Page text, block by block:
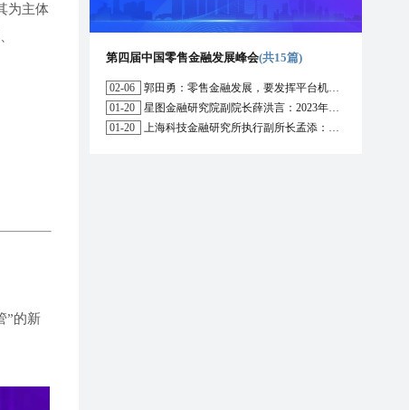
为主体
”的新
第四届中国零售金融发展峰会(共15篇)
02-06
郭田勇：零售金融发展，要发挥平台机构的作用
01-20
星图金融研究院副院长薛洪言：2023年消费信贷或迎来新起点
01-20
上海科技金融研究所执行副所长孟添：开放银行与嵌入式金融为数字普惠金融带来更大发展空间